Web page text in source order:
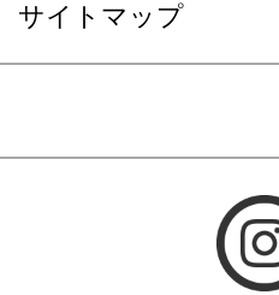
サイトマップ